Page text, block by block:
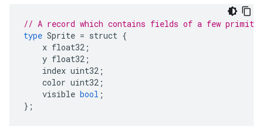
// A record which contains fields of a few
type Sprite = struct {
x float32 ;
y float32 ;
index uint32 ;
color uint32 ;
visible bool ;
};